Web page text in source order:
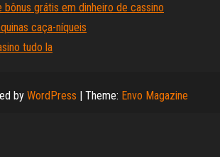
bônus grátis em dinheiro de cassino
caça-níqueis
tudo la
by WordPress | Theme: Envo Magazine